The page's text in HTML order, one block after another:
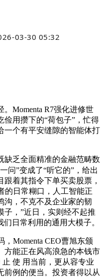
03-30 05:32
Momenta R7强化进修世
用攒下的“荷包子”，忙得
一个有平安缝隙的智能体打
乏全面精准的金融范畴数
问”变成了“听它的”，给出
着其指令下单买卖股票，
的日常糊口，人工智能正
沟，不克不及企业家的韧
子，”近日，实则经不起推
日常利用的通用大模子。
Momenta CEO曹旭东颁
方能正在风高浪急的本钱市
使 用当前，更从容专业
前例的便当。投资者得以从